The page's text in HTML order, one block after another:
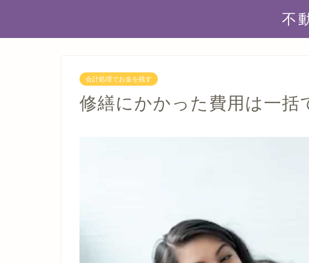
不
会計処理でお金を残す
修繕にかかった費用は一括